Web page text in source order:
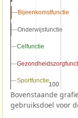
100
100
Bijeenkomstfunctie
Bijeenkomstfunctie
Onderwijsfunctie
Onderwijsfunctie
Celfunctie
Celfunctie
Sportfunctie
Sportfunctie
Bovenstaande
gebruiksdoel voor